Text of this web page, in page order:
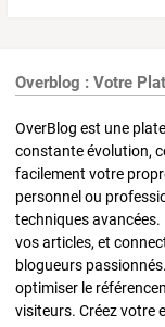
Overblog : Votre
OverBlog est une
constante évolution,
facilement votre
personnel ou
techniques
vos articles, et
blogueurs
optimiser le
visiteurs. Créez votre